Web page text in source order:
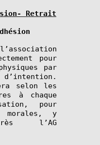
Retrait
pour
par
selon les
à chaque
pour
morales, y
l’AG